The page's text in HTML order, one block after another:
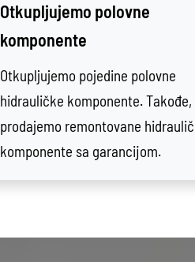
Otkupljujemo polovne
komponente
Otkupljujemo pojedine polovne
hidrauličke komponente. Takođe,
prodajemo remontovane
komponente sa garancijom.